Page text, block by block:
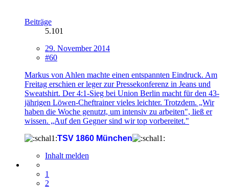
Beiträge
5.101
29. November 2014
#60
Markus von Ahlen machte einen entspannten Eindruck. Am
Freitag erschien er leger zur Pressekonferenz in Jeans und
Sweatshirt. Der 4:1-Sieg bei Union Berlin macht für den 43-
jährigen Löwen-Cheftrainer vieles leichter. Trotzdem. „Wir
haben die Woche genutzt, um intensiv zu arbeiten", ließ er
wissen. „Auf den Gegner sind wir top vorbereitet."
TSV 1860 München
Inhalt melden
1
2